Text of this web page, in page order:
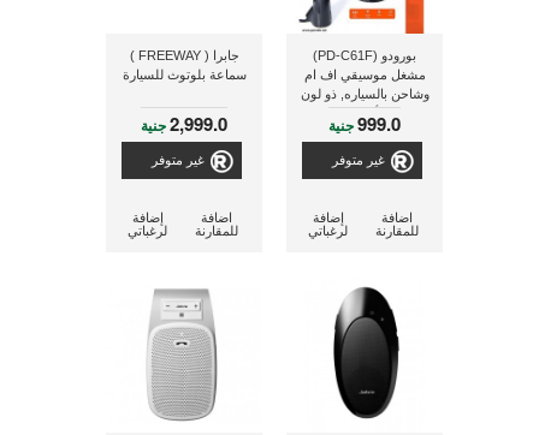
بورودو (PD-C61F)
مشغل موسيقي اف ام
وشاحن بالسياره, ذو لون
أسود
999.0جنية
غير متوفر
إضافة
لرغباتي
اضافة
للمقارنة
جابرا ( FREEWAY )
سماعة بلوتوث للسيارة
2,999.0جنية
غير متوفر
إضافة
لرغباتي
اضافة
للمقارنة